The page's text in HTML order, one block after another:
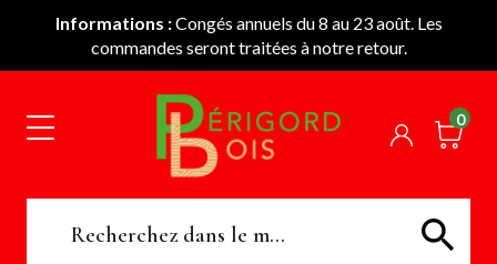
Informations :Congés annuels du 8 au 23 août. Les
commandes seront traitées à notre retour.
0